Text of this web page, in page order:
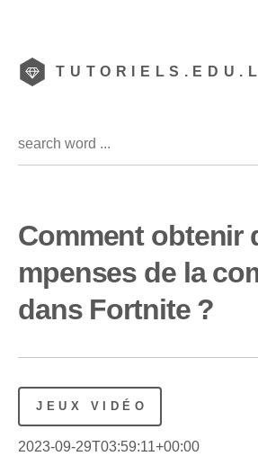
Comment obtenir
mpenses de la
dans Fortnite ?
JEUX VIDÉO
2023-09-29T03:59:11+00:00